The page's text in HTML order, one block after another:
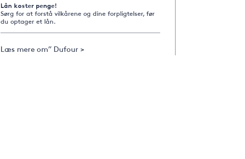
Lån koster penge!
Sørg for at forstå vilkårene og dine forpligtelser, før
du optager et lån.
Læs mere om” Dufour >